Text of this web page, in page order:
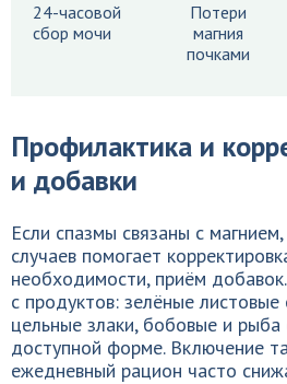
24-часовой
сбор мочи
Потери
магния
почками
Профилактика и
и добавки
Если спазмы связаны с
случаев помогает
необходимости, приём
с продуктов: зелёные
цельные злаки, бобовые и
доступной форме. Включение
ежедневный рацион часто